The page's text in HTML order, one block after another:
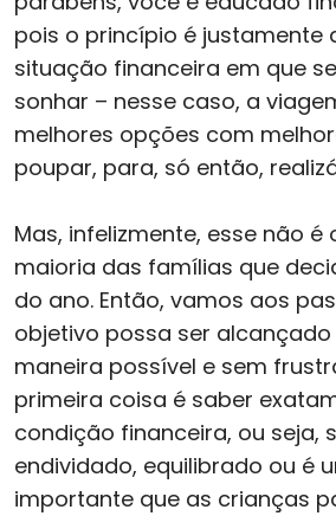
pois o princípio é justamente
situação financeira em que
sonhar – nesse caso, a
melhores opções com
poupar, para, só então,
Mas, infelizmente, esse não é
maioria das famílias que
do ano. Então, vamos aos
objetivo possa ser
maneira possível e sem
primeira coisa é saber
condição financeira, ou seja,
endividado, equilibrado ou é
importante que as crianças